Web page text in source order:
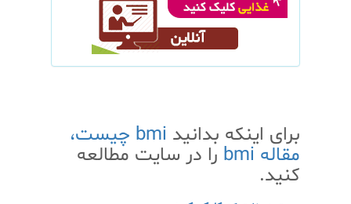
برای اینکه بدانید bmi چیست،
مقاله bmi را در سایت مطالعه
کنید.